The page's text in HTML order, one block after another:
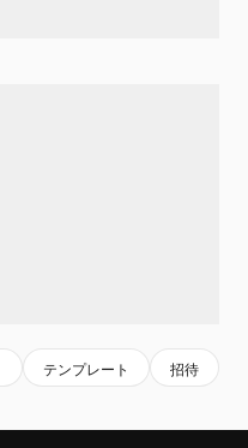
テンプレート 招待